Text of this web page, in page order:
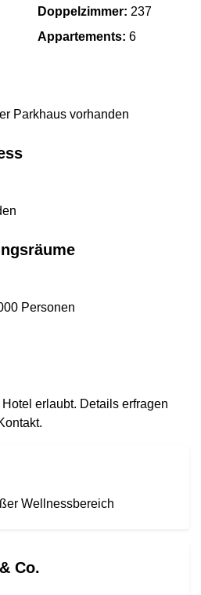
Doppelzimmer: 237
Appartements: 6
Parkhaus vorhanden
Personen
erlaubt. Details erfragen
Wellnessbereich
Co.